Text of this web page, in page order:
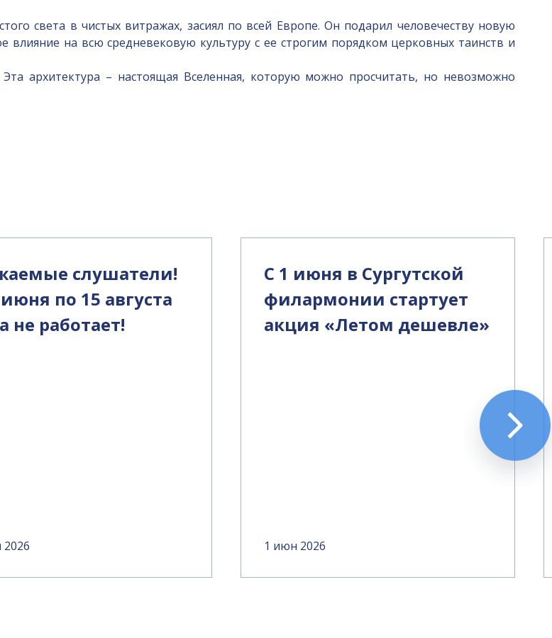
света в чистых витражах, засиял по всей Европе. Он подарил человечеству новую
на всю средневековую культуру с ее строгим порядком церковных таинств и
архитектура – настоящая Вселенная, которую можно просчитать, но невозможно
слушатели!
по 15 августа
не работает!
С 1 июня в Сургутской
филармонии стартует
акция «Летом дешевле»
1 июн 2026